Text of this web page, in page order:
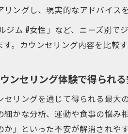
リングし、現実的なアドバイス
ジム #女性」など、ニーズ別
。カウンセリング内容を比較
ンセリング体験で得られ
セリングを通じて得られる最
細かな分析、運動や食事の悩
か」といった不安が解消されや